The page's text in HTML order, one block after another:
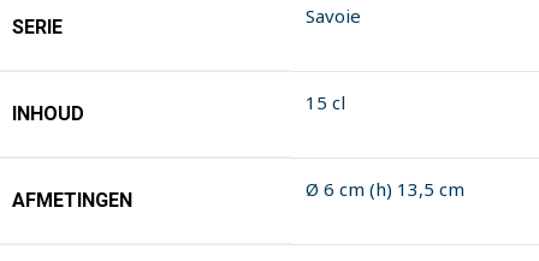
SERIE Savoie
INHOUD 15 cl
AFMETINGEN Ø 6 cm (h) 13,5 cm